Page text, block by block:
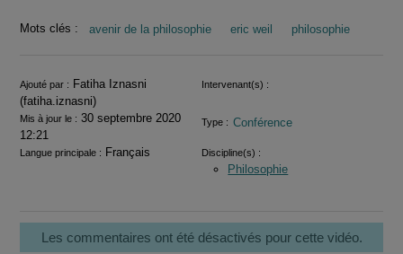
Mots clés : avenir de la philosophie eric weil philosophie
Informations
Ajouté par : Fatiha Iznasni
(fatiha.iznasni)
Intervenant(s) :
Mis à jour le : 30 septembre 2020
12:21
Type : Conférence
Langue principale : Français Discipline(s) :
Philosophie
Les commentaires ont été désactivés pour cette vidéo.